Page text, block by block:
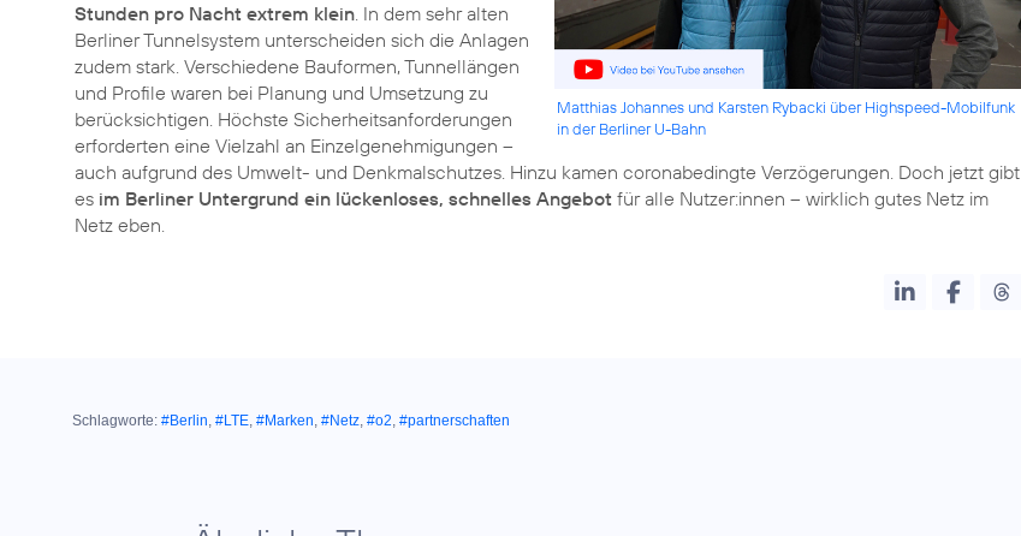
Matthias Johannes und Karsten Rybacki über Highspeed-Mobilfunk
in der Berliner U-Bahn
Stunden pro Nacht extrem klein . In dem sehr alten
Berliner Tunnelsystem unterscheiden sich die Anlagen
zudem stark. Verschiedene Bauformen, Tunnellängen
und Profile waren bei Planung und Umsetzung zu
berücksichtigen. Höchste Sicherheitsanforderungen
erforderten eine Vielzahl an Einzelgenehmigungen –
auch aufgrund des Umwelt- und Denkmalschutzes. Hinzu kamen coronabedingte Verzögerungen. Doch jetzt gibt
es im Berliner Untergrund ein lückenloses, schnelles Angebot für alle Nutzer:innen – wirklich gutes Netz im
Netz eben.
Schlagworte: #Berlin #LTE #Marken #Netz #o2 #partnerschaften